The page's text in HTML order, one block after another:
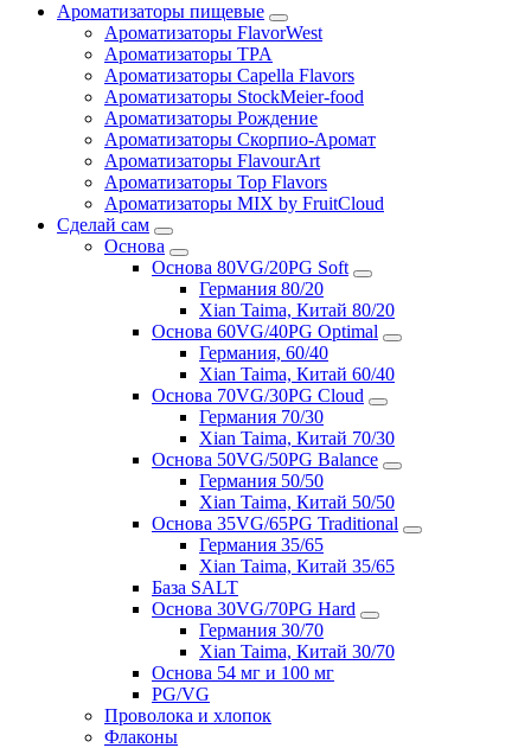
Ароматизаторы пищевые
Ароматизаторы FlavorWest
Ароматизаторы TPA
Ароматизаторы Capella Flavors
Ароматизаторы StockMeier-food
Ароматизаторы Рождение
Ароматизаторы Скорпио-Аромат
Ароматизаторы FlavourArt
Ароматизаторы Top Flavors
Ароматизаторы MIX by FruitCloud
Сделай сам
Основа
Основа 80VG/20PG Soft
Германия 80/20
Xian Taima, Китай 80/20
Основа 60VG/40PG Optimal
Германия, 60/40
Xian Taima, Китай 60/40
Основа 70VG/30PG Cloud
Германия 70/30
Xian Taima, Китай 70/30
Основа 50VG/50PG Balance
Германия 50/50
Xian Taima, Китай 50/50
Основа 35VG/65PG Traditional
Германия 35/65
Xian Taima, Китай 35/65
База SALT
Основа 30VG/70PG Hard
Германия 30/70
Xian Taima, Китай 30/70
Основа 54 мг и 100 мг
PG/VG
Проволока и хлопок
Флаконы